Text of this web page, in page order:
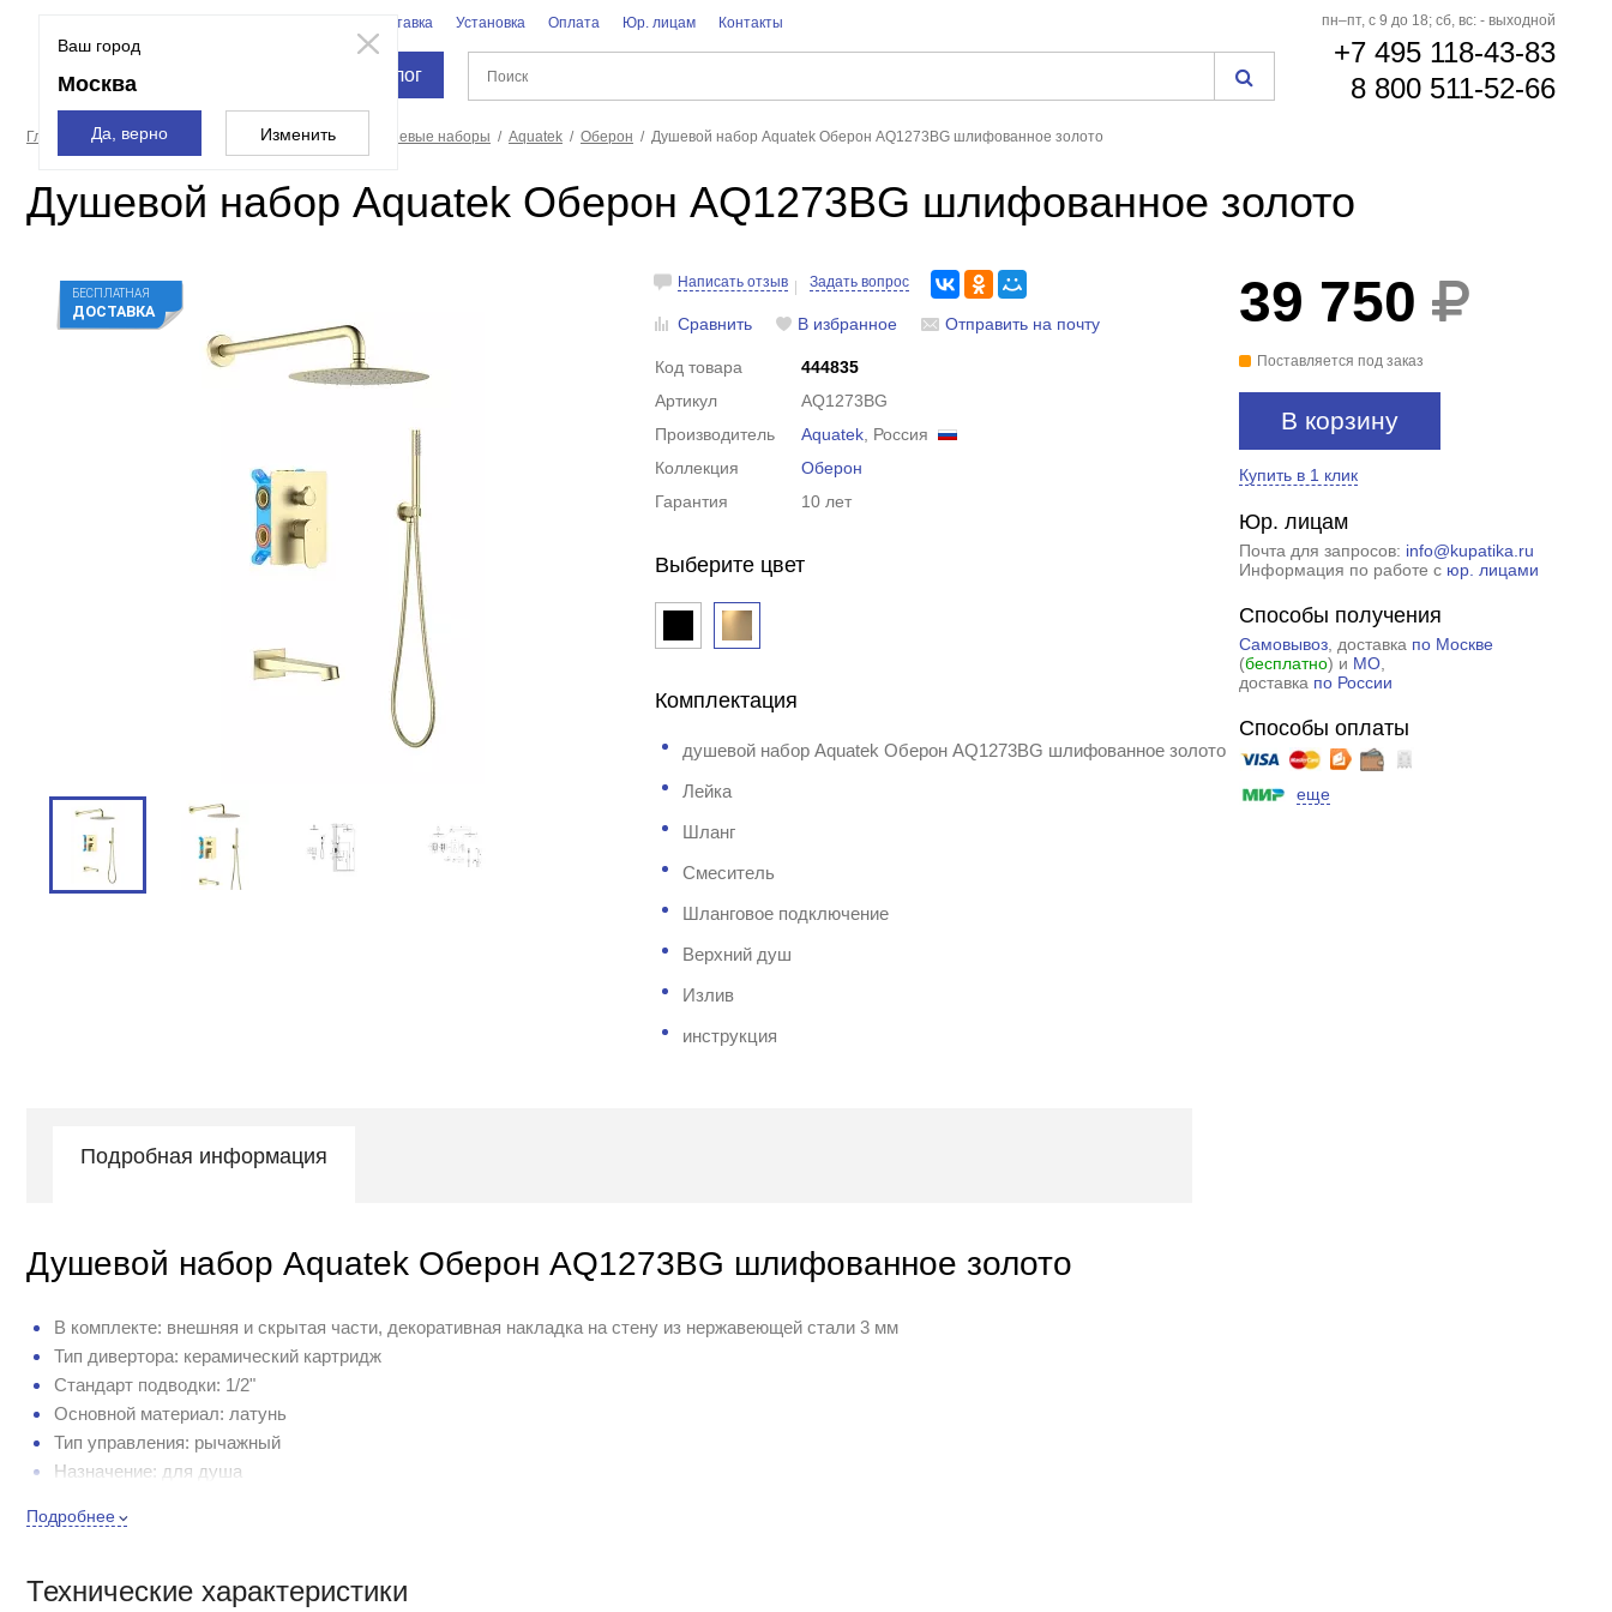
Ваш город
Москва
Да, верно Изменить
Доставка Установка Оплата Юр. лицам Контакты
Каталог
пн–пт, с 9 до 18; сб, вс: - выходной
+7 495 118-43-83
8 800 511-52-66
Главная страница Смесители и души Души Душевые наборы Aquatek Оберон Душевой набор Aquatek Оберон AQ1273BG шлифованное золото
Душевой набор Aquatek Оберон AQ1273BG шлифованное золото
БЕСПЛАТНАЯ
ДОСТАВКА
Написать отзыв Задать вопрос
Сравнить В избранное Отправить на почту
Код товара
444835
Артикул
AQ1273BG
Производитель
Aquatek , Россия
Коллекция
Оберон
Гарантия
10 лет
Выберите цвет
Комплектация
душевой набор Aquatek Оберон AQ1273BG шлифованное золото
Лейка
Шланг
Смеситель
Шланговое подключение
Верхний душ
Излив
инструкция
39 750
Поставляется под заказ
В корзину
Купить в 1 клик
Юр. лицам
Почта для запросов: info@kupatika.ru
Информация по работе с юр. лицами
Способы получения
Самовывоз, доставка по Москве
(бесплатно) и МО,
доставка по России
Способы оплаты
еще
Подробная информация
Душевой набор Aquatek Оберон AQ1273BG шлифованное золото
В комплекте: внешняя и скрытая части, декоративная накладка на стену из нержавеющей стали 3 мм
Тип дивертора: керамический картридж
Стандарт подводки: 1/2"
Основной материал: латунь
Тип управления: рычажный
Назначение: для душа
Механизм: керамический картридж Citec, Испания
Монтаж: встраиваемый в стену
Подробнее
Технические характеристики